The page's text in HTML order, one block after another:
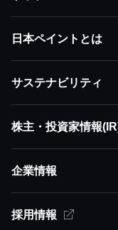
日本ペイントとは
日本ペイントとは
株主価値最大化（
アセット・アセン
競争優位性
サステナビリティ
サステナビリティ
サステナビリティ
サステナビリ
イノベーション
株主・投資家情報
株主・投資家情
経営方針
企業情報
企業情報トップ
採用情報